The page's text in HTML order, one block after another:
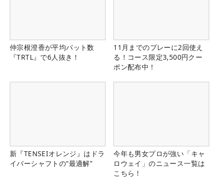
仲宗根澄香が平均パット数
『TRTL』で6人抜き！
11月までのプレーに2回使え
る！コース限定3,500円クー
ポン配布中！
新『TENSEIオレンジ』はドラ
イバーシャフトの“最適解”
今年も男女プロが強い「キャ
ロウェイ」のニュース一覧は
こちら！